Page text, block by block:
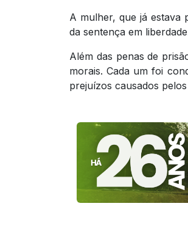
A mulher, que já estava
da sentença em
Além das penas de
morais. Cada um foi
prejuízos causados